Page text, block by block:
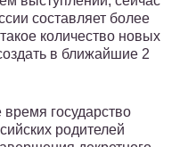
составляет более
количество новых
в ближайшие 2
государство
родителей